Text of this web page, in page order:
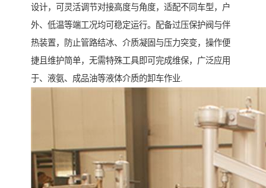
设计，可灵活调节对接高度与角度，适配不同车型，户
外、低温等端工况均可稳定运行。配备过压保护阀与伴
热装置，防止管路结冰、介质凝固与压力突变，操作便
捷且维护简单，无需特殊工具即可完成维保，广泛应用
于、液氨、成品油等液体介质的卸车作业.